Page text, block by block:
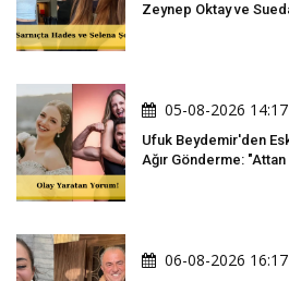
Zeynep Oktay ve
05-08-2026 14:17
Ufuk Beydemir'den
Ağır Gönderme:
06-08-2026 16:17